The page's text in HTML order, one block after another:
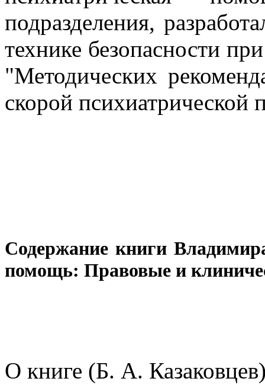
подразделения,
технике безопасности
"Методических
скорой
Содержание книги
помощь: Правовые и
О книге (Б. А.